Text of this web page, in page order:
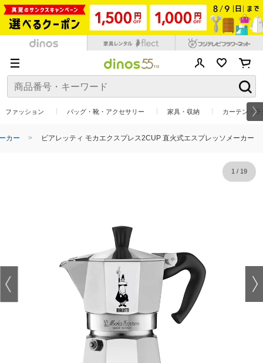
ファッション バッグ・靴・アクセサリー 家具・収納 カーテン・
カー ビアレッティ モカエクスプレス2CUP 直火式エスプレッソメーカー
1/ 19